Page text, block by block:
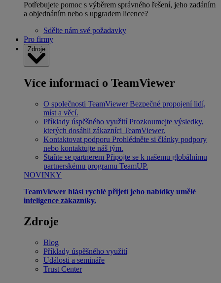
Potřebujete pomoc s výběrem správného řešení, jeho zadáním
a objednáním nebo s upgradem licence?
Sdělte nám své požadavky
Pro firmy
Zdroje
Více informací o TeamViewer
O společnosti TeamViewer Bezpečné propojení lidí,
míst a věcí.
Příklady úspěšného využití Prozkoumejte výsledky,
kterých dosáhli zákazníci TeamViewer.
Kontaktovat podporu Prohlédněte si články podpory
nebo kontaktujte náš tým.
Staňte se partnerem Připojte se k našemu globálnímu
partnerskému programu TeamUP.
NOVINKY
TeamViewer hlásí rychlé přijetí jeho nabídky umělé
inteligence zákazníky.
Zdroje
Blog
Příklady úspěšného využití
Události a semináře
Trust Center